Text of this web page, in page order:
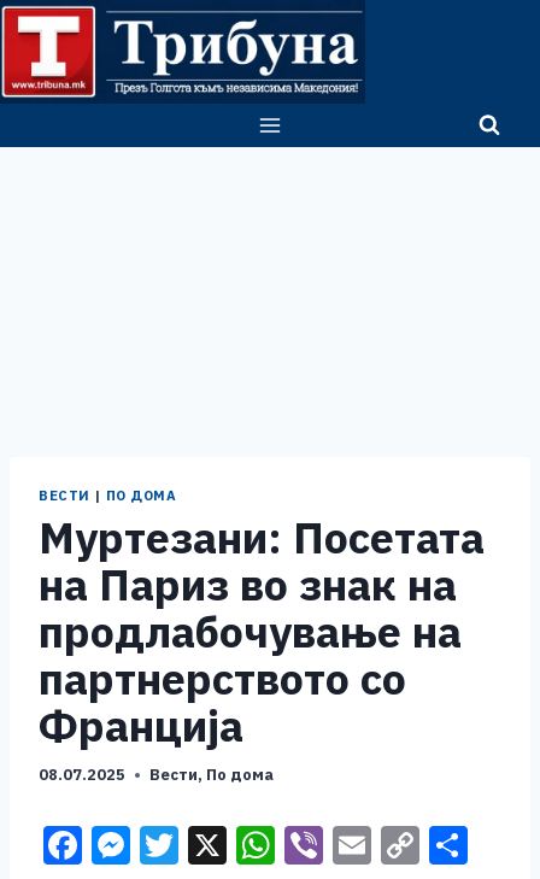
Skip
content
ВЕСТИ | ПО ДОМА
Муртезани: Посетата
на Париз во знак на
продлабочување на
партнерството со
Франција
08.07.2025 Вести, По дома
F M T X W Vi E C